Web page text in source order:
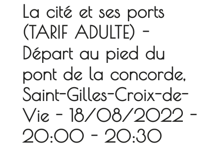
La cité et ses ports
(TARIF ADULTE) -
Départ au pied du
pont de la concorde,
Saint-Gilles-Croix-de-
Vie - 18/08/2022 -
20:00 - 20:30